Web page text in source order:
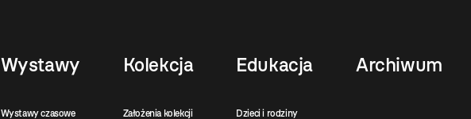
Wystawy
Wystawy czasowe
Kolekcja
Założenia kolekcji
Edukacja
Dzieci i rodziny
Archiwum